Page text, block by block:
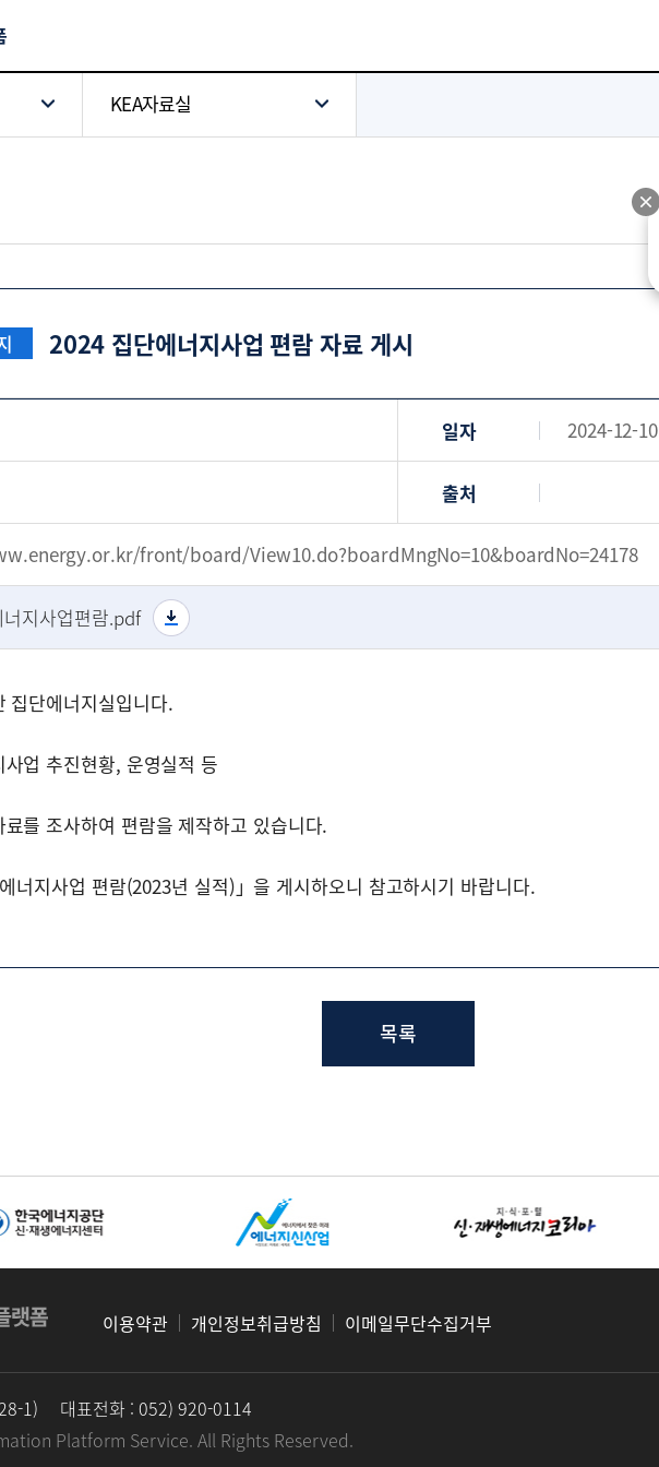
KEA자료실
2024 집단에너지사업 편람 자료 게시
일자 2024-12-10
출처
front/board/View10.do?boardMngNo=10&boardNo=24178
지사업편람.pdf
집단에너지실입니다.
업 추진현황, 운영실적 등
를 조사하여 편람을 제작하고 있습니다.
너지사업 편람(2023년 실적)」을 게시하오니 참고하시기 바랍니다.
목록
이용약관 개인정보취급방침 이메일무단수집거부
1)
대표전화 : 052) 920-0114
Platform Service. All Rights Reserved.